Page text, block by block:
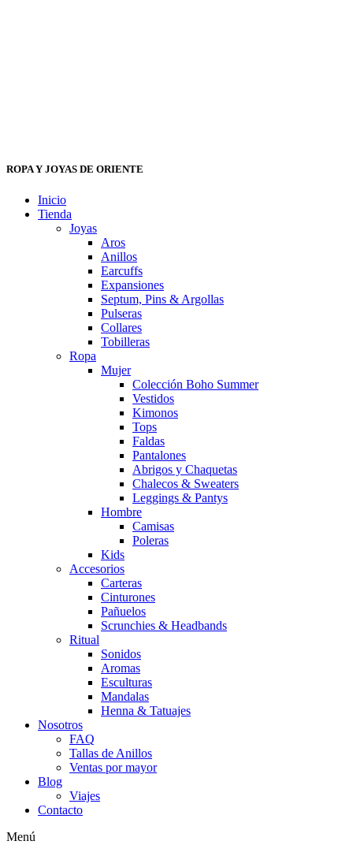
ROPA Y JOYAS DE ORIENTE
Inicio
Tienda
Joyas
Aros
Anillos
Earcuffs
Expansiones
Septum, Pins & Argollas
Pulseras
Collares
Tobilleras
Ropa
Mujer
Colección Boho Summer
Vestidos
Kimonos
Tops
Faldas
Pantalones
Abrigos y Chaquetas
Chalecos & Sweaters
Leggings & Pantys
Hombre
Camisas
Poleras
Kids
Accesorios
Carteras
Cinturones
Pañuelos
Scrunchies & Headbands
Ritual
Sonidos
Aromas
Esculturas
Mandalas
Henna & Tatuajes
Nosotros
FAQ
Tallas de Anillos
Ventas por mayor
Blog
Viajes
Contacto
Menú